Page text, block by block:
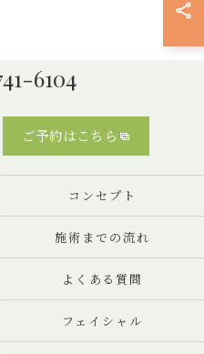
6104
ご予約はこちら
コンセプト
施術までの流れ
よくある質問
フェイシャル